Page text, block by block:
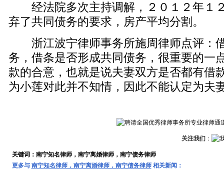
经法院多次主持调解，２０１２年１
弃了共同债务的要求，房产平均分割。
浙江波宁律师事务所施周律师点评：
务，借条是否形成共同债务，很重要的一
款的合意，也就是说夫妻双方是否都有借
为小莲对此并不知情，因此不能认定为夫
关注我们 ：
关键词：南宁知名律师，南宁离婚律师，南宁债务律师
更多与 南宁知名律师，南宁离婚律师，南宁债务律师相关新闻：